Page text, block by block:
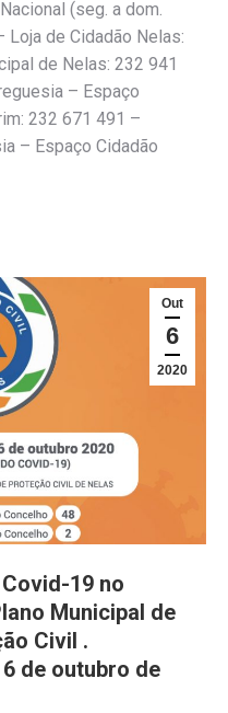
(seg. a dom.
de Cidadão Nelas:
de Nelas: 232 941
– Espaço
232 671 491 –
– Espaço Cidadão
Out
6
2020
19 no
Municipal de
Civil .
de outubro de